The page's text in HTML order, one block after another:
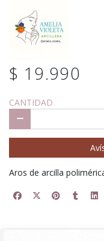
$ 19.990
CANTIDAD
Aros de arcilla